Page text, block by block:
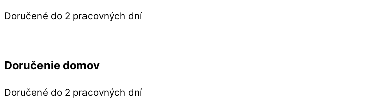
Doručené do 2 pracovných dní
Doručenie domov
Doručené do 2 pracovných dní